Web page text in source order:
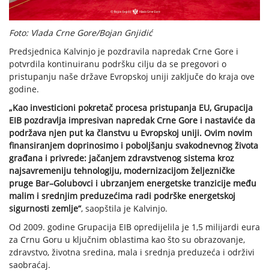
Foto: Vlada Crne Gore/Bojan Gnjidić
Predsjednica Kalvinjo je pozdravila napredak Crne Gore i
potvrdila kontinuiranu podršku cilju da se pregovori o
pristupanju naše države Evropskoj uniji zaključe do kraja ove
godine.
„Kao investicioni pokretač procesa pristupanja EU, Grupacija
EIB pozdravlja impresivan napredak Crne Gore i nastaviće da
podržava njen put ka članstvu u Evropskoj uniji. Ovim novim
finansiranjem doprinosimo i poboljšanju svakodnevnog života
građana i privrede: jačanjem zdravstvenog sistema kroz
najsavremeniju tehnologiju, modernizacijom željezničke
pruge Bar–Golubovci i ubrzanjem energetske tranzicije među
malim i srednjim preduzećima radi podrške energetskoj
sigurnosti zemlje“, saopštila je Kalvinjo.
Od 2009. godine Grupacija EIB opredijelila je 1,5 milijardi eura
za Crnu Goru u ključnim oblastima kao što su obrazovanje,
zdravstvo, životna sredina, mala i srednja preduzeća i održivi
saobraćaj.